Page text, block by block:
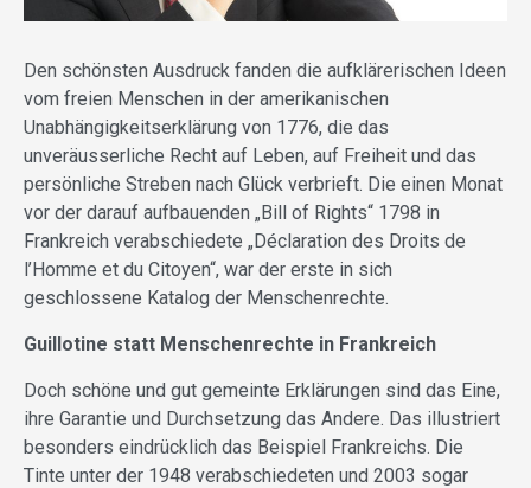
Den schönsten Ausdruck fanden die aufklärerischen Ideen
vom freien Menschen in der amerikanischen
Unabhängigkeitserklärung von 1776, die das
unveräusserliche Recht auf Leben, auf Freiheit und das
persönliche Streben nach Glück verbrieft. Die einen Monat
vor der darauf aufbauenden „Bill of Rights“ 1798 in
Frankreich verabschiedete „Déclaration des Droits de
l’Homme et du Citoyen“, war der erste in sich
geschlossene Katalog der Menschenrechte.
Guillotine statt Menschenrechte in Frankreich
Doch schöne und gut gemeinte Erklärungen sind das Eine,
ihre Garantie und Durchsetzung das Andere. Das illustriert
besonders eindrücklich das Beispiel Frankreichs. Die
Tinte unter der 1948 verabschiedeten und 2003 sogar